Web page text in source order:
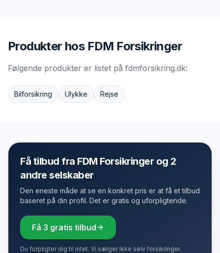
Produkter hos FDM Forsikringer
Følgende produkter er listet på fdmforsikring.dk:
Bilforsikring Ulykke Rejse
Få tilbud fra FDM Forsikringer og 2
andre selskaber
Den eneste måde at se en konkret pris er at få et tilbud
baseret på din profil. Det er gratis og uforpligtende.
Få 3 gratis tilbud
Du forpligter dig til intet. Vi sælger ikke selv forsikringer.